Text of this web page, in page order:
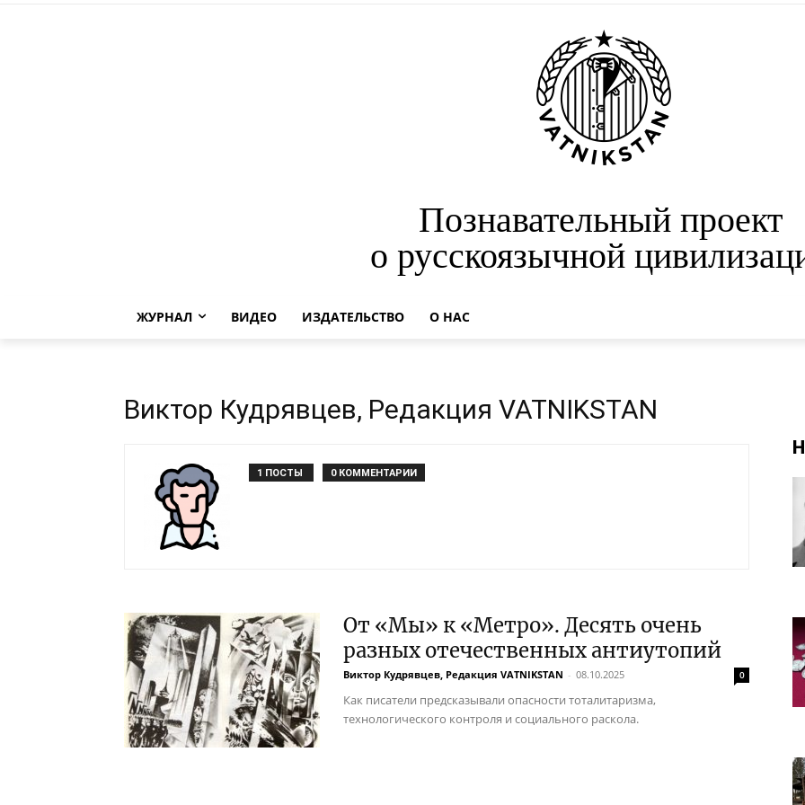
Познавательный проект
о русскоязычной
ЖУРНАЛ ВИДЕО ИЗДАТЕЛЬСТВО О НАС
Виктор Кудрявцев, Редакция VATNIKSTAN
1 ПОСТЫ 0 КОММЕНТАРИИ
От «Мы» к «Метро». Десять очень
разных отечественных антиутопий
Виктор Кудрявцев, Редакция VATNIKSTAN - 08.10.2025 0
Как писатели предсказывали опасности тоталитаризма,
технологического контроля и социального раскола.